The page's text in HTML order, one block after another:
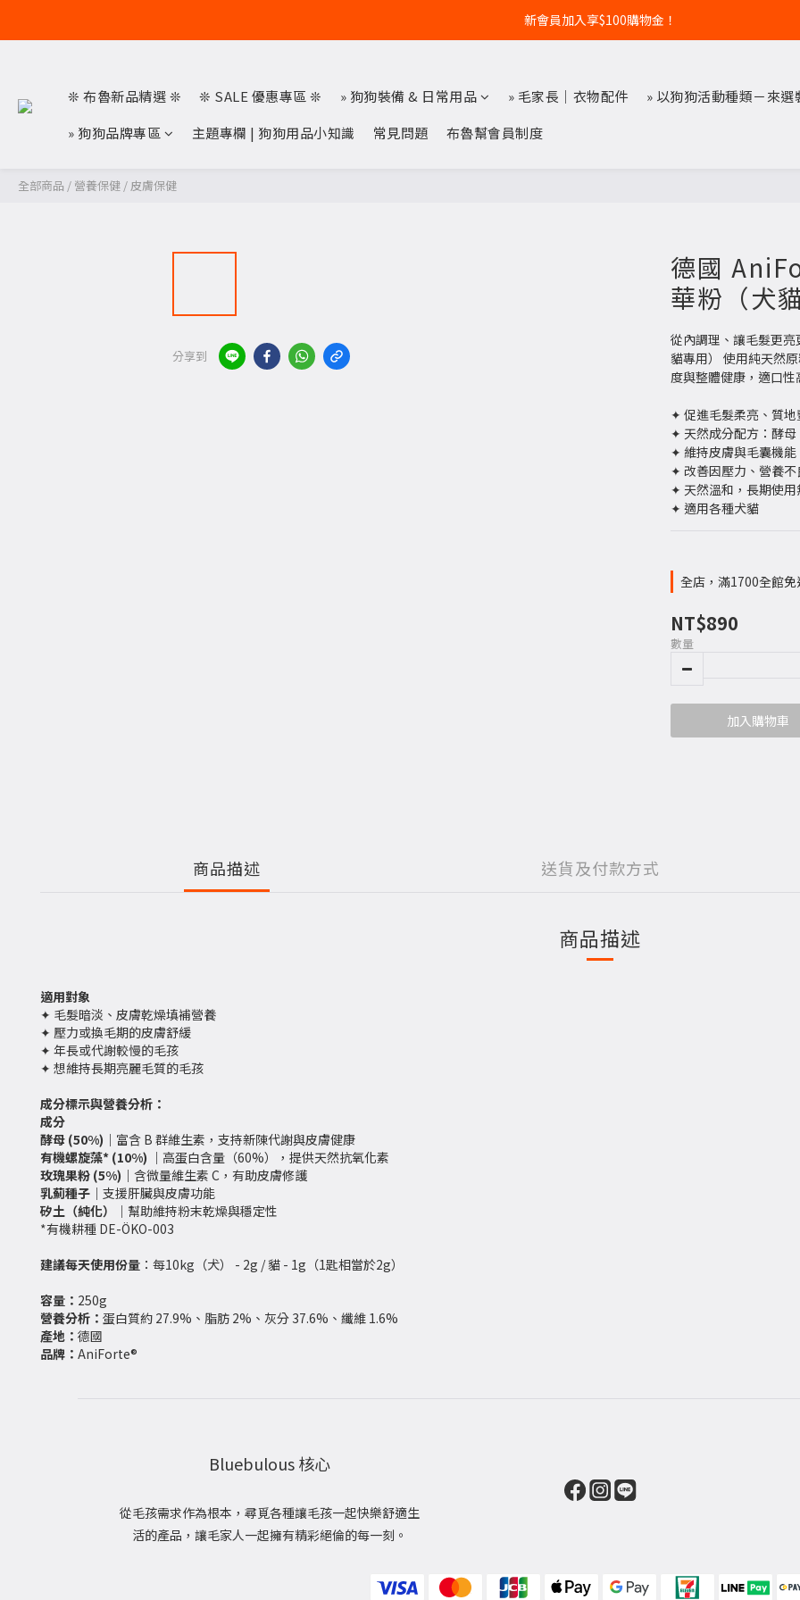
新會員加入享$100購物金！
❊ 布魯新品精選 ❊ ❊ SALE 優惠專區 ❊ » 狗狗裝備 & 日常用品 » 毛家長｜衣物配件
» 以狗狗活動種類－來選
» 狗狗品牌專區
主題專欄 | 狗狗用品小知識 常見問題 布魯幫會員制度
全部商品 / 營養保健 / 皮膚保健
分享到
德國
華粉（犬
從內調理、讓毛髮更
貓專用） 使用純天然
度與整體健康，適口
✦ 促進毛髮柔亮、質地
✦ 天然成分配方：酵
✦ 維持皮膚與毛囊機
✦ 改善因壓力、營養
✦ 天然溫和，長期使用
✦ 適用各種犬貓
全店，滿1700全館免
NT$890
數量
加入購物車
商品描述 送貨及付款方式
商品描述
適用對象
✦ 毛髮暗淡、皮膚乾燥填補營養
✦ 壓力或換毛期的皮膚舒緩
✦ 年長或代謝較慢的毛孩
✦ 想維持長期亮麗毛質的毛孩
成分標示與營養分析：
成分
酵母 (50%)｜ 富含 B 群維生素，支持新陳代謝與皮膚健康
有機螺旋藻* (10%) ｜ 高蛋白含量（60%），提供天然抗氧化素
玫瑰果粉 (5%)｜ 含微量維生素 C，有助皮膚修護
乳薊種子｜ 支援肝臟與皮膚功能
矽土（純化）
｜ 幫助維持粉末乾燥與穩定性
*有機耕種 DE-ÖKO-003
建議每天使用份量 ：每10kg（犬） - 2g / 貓 - 1g（1匙相當於2g）
容量： 250g
營養分析： 蛋白質約 27.9%、脂肪 2%、灰分 37.6%、纖維 1.6%
產地： 德國
品牌： AniForte®
Bluebulous 核心
從毛孩需求作為根本，尋覓各種讓毛孩一起快樂舒適生
活的產品，讓毛家人一起擁有精彩絕倫的每一刻。